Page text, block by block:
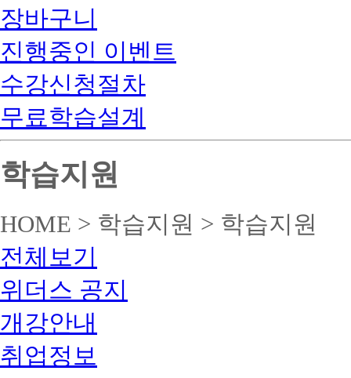
장바구니
진행중인 이벤트
수강신청절차
무료학습설계
학습지원
HOME > 학습지원 > 학습지원
전체보기
위더스 공지
개강안내
취업정보